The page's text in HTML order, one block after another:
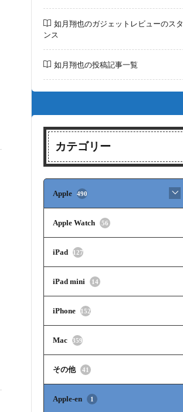
如月翔也のガジェットレビューのスタ
ンス
如月翔也の投稿記事一覧
カテゴリー
Apple 490
Apple Watch 56
iPad 127
iPad mini 14
iPhone 152
Mac 359
その他 41
Apple-en 1